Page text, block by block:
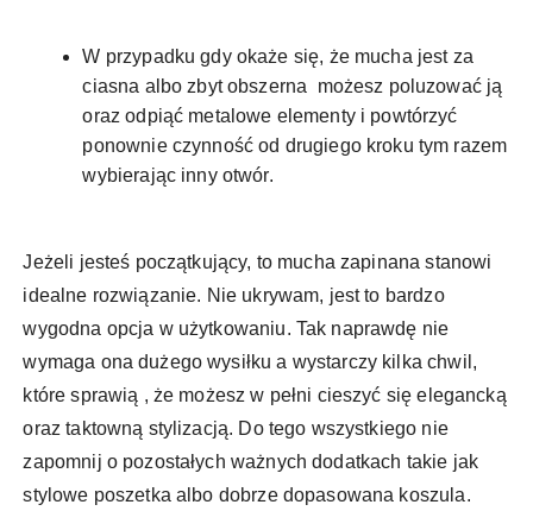
W przypadku gdy okaże się, że mucha jest za
ciasna albo zbyt obszerna możesz poluzować ją
oraz odpiąć metalowe elementy i powtórzyć
ponownie czynność od drugiego kroku tym razem
wybierając inny otwór.
Jeżeli jesteś początkujący, to mucha zapinana stanowi
idealne rozwiązanie. Nie ukrywam, jest to bardzo
wygodna opcja w użytkowaniu. Tak naprawdę nie
wymaga ona dużego wysiłku a wystarczy kilka chwil,
które sprawią , że możesz w pełni cieszyć się elegancką
oraz taktowną stylizacją. Do tego wszystkiego nie
zapomnij o pozostałych ważnych dodatkach takie jak
stylowe poszetka albo dobrze dopasowana koszula.